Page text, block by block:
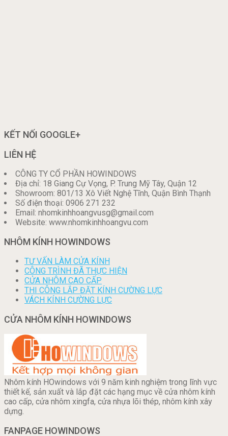
KẾT NỐI GOOGLE+
LIÊN HỆ
CÔNG TY CỔ PHẦN HOWINDOWS
Địa chỉ: 18 Giang Cự Vọng, P. Trung Mỹ Tây, Quận 12
Showroom: 801/13 Xô Viết Nghệ Tĩnh, Quận Bình Thạnh
Số điện thoại: 0906 271 232
Email: nhomkinhhoangvusg@gmail.com
Website: www.nhomkinhhoangvu.com
NHÔM KÍNH HOWINDOWS
TƯ VẤN LÀM CỬA KÍNH
CÔNG TRÌNH ĐÃ THỰC HIỆN
CỬA NHÔM CAO CẤP
THI CÔNG LẮP ĐẶT KÍNH CƯỜNG LỰC
VÁCH KÍNH CƯỜNG LỰC
CỬA NHÔM KÍNH HOWINDOWS
Nhôm kính HOwindows với 9 năm kinh nghiệm trong lĩnh vực
thiết kế, sản xuất và lắp đặt các hạng mục về cửa nhôm kính
cao cấp, cửa nhôm xingfa, cửa nhựa lõi thép, nhôm kính xây
dựng.
FANPAGE HOWINDOWS